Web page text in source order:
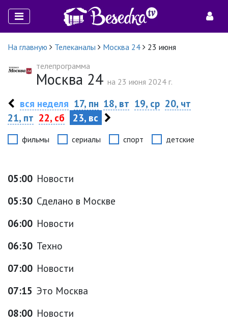
На главную Телеканалы Москва 24
23 июня
телепрограмма
Москва 24 на 23 июня 2024 г.
вся неделя 17, пн 18, вт 19, ср 20, чт
21, пт 22, сб 23, вс
фильмы сериалы спорт детские
05:00 Новости
05:30 Сделано в Москве
06:00 Новости
06:30 Техно
07:00 Новости
07:15 Это Москва
08:00 Новости